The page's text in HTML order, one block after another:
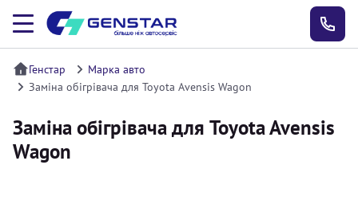
Генстар
Марка авто
Заміна обігрівача для Toyota Avensis Wagon
Заміна обігрівача для Toyota Avensis
Wagon